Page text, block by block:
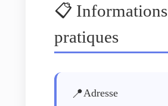
📋 Informations
pratiques
📍Adresse